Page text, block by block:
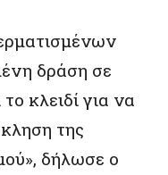
δράση σε
κλειδί για να
της
δήλωσε ο